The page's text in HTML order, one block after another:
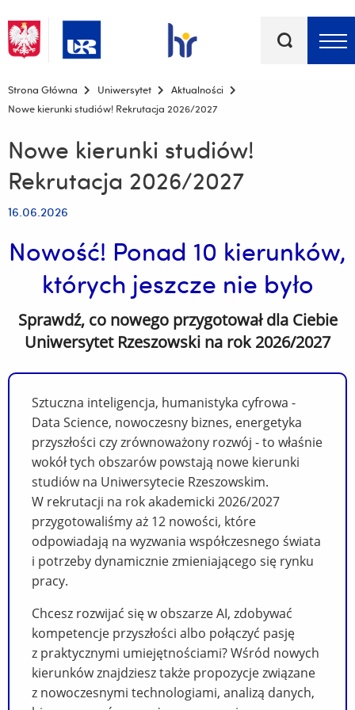
kluczowe
Menu - górna belka
Strona Główna Uniwersytet
Aktualności
Nowe kierunki studiów! Rekrutacja 2026/2027
Nowe kierunki studiów!
Rekrutacja 2026/2027
16.06.2026
Nowość! Ponad 10 kierunków,
których jeszcze nie było
Sprawdź, co nowego przygotował dla Ciebie
Uniwersytet Rzeszowski na rok 2026/2027
Sztuczna inteligencja, humanistyka cyfrowa -
Data Science, nowoczesny biznes, energetyka
przyszłości czy zrównoważony rozwój - to właśnie
wokół tych obszarów powstają nowe kierunki
studiów na Uniwersytecie Rzeszowskim.
W rekrutacji na rok akademicki 2026/2027
przygotowaliśmy aż 12 nowości, które
odpowiadają na wyzwania współczesnego świata
i potrzeby dynamicznie zmieniającego się rynku
pracy.
Chcesz rozwijać się w obszarze AI, zdobywać
kompetencje przyszłości albo połączyć pasję
z praktycznymi umiejętnościami? Wśród nowych
kierunków znajdziesz także propozycje związane
z nowoczesnymi technologiami, analizą danych,